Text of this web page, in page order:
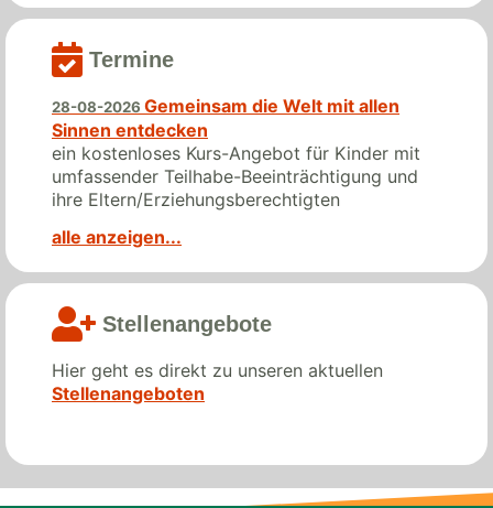
Termine
28-08-2026 Gemeinsam die Welt mit allen
Sinnen entdecken
ein kostenloses Kurs-Angebot für Kinder mit
umfassender Teilhabe-Beeinträchtigung und
ihre Eltern/Erziehungsberechtigten
alle anzeigen...
Stellenangebote­­
Hier geht es direkt zu unseren aktuellen
Stellenangeboten